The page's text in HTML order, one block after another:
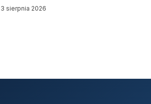
3 sierpnia 2026